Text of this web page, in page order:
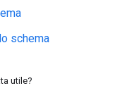
schema
utile?